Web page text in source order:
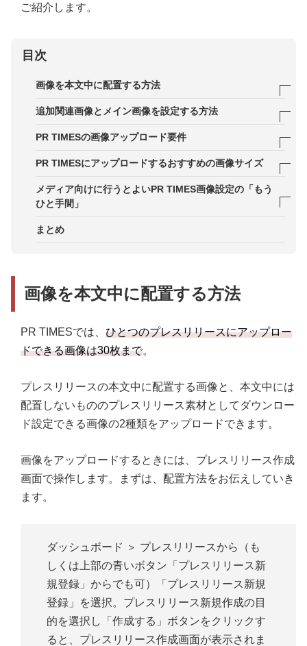
ご紹介します。
目次
画像を本文中に配置する方法
レイアウトを選択する
リスト
画像を並べる
アップロードする画像を選択する
追加関連画像とメイン画像を設定する方法
プレスリリースに関連する画像をアップロード
メイン画像を選択
PR TIMESの画像アップロード要件
アップロード可能なファイル形式は3種類
ファイルサイズは10MBまで
PR TIMESにアップロードするおすすめの画像サイズ
画面解像度＝1920px × 1280px以上がおすすめ
メディア向けに行うとよいPR TIMES画像設定の「もう
ひと手間」
画像の色と明るさを意識する
ル
まとめ
画像を本文中に配置する方法
PR TIMESでは、 ひとつのプレスリリースにアップロー
ドできる画像は30枚まで。
プレスリリースの本文中に配置する画像と、本文中には
配置しないもののプレスリリース素材としてダウンロー
ド設定できる画像の2種類をアップロードできます。
画像をアップロードするときには、プレスリリース作成
画面で操作します。まずは、配置方法をお伝えしていき
ます。
ダッシュボード ＞ プレスリリースから（も
しくは上部の青いボタン「プレスリリース新
規登録」からでも可）「プレスリリース新規
登録」を選択。プレスリリース新規作成の目
的を選択し「作成する」ボタンをクリックす
ると、プレスリリース作成画面が表示されま